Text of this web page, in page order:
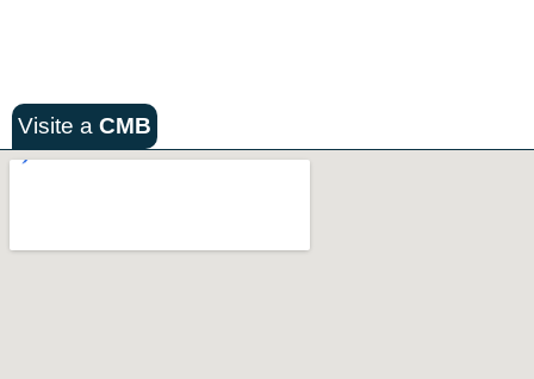
Visite a CMB